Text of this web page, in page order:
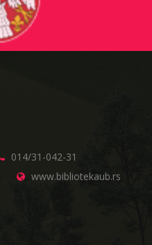
014/31-042-31
www.bibliotekaub.rs